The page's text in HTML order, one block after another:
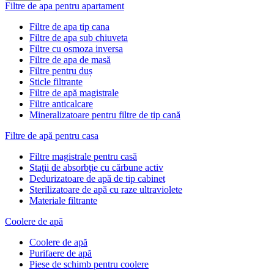
Filtre de apa pentru apartament
Filtre de apa tip cana
Filtre de apa sub chiuveta
Filtre cu osmoza inversa
Filtre de apa de masă
Filtre pentru duș
Sticle filtrante
Filtre de apă magistrale
Filtre anticalcare
Mineralizatoare pentru filtre de tip cană
Filtre de apă pentru casa
Filtre magistrale pentru casă
Staţii de absorbţie cu cărbune activ
Dedurizatoare de apă de tip cabinet
Sterilizatoare de apă cu raze ultraviolete
Materiale filtrante
Coolere de apă
Сoolere de apă
Purifaere de apă
Piese de schimb pentru coolere